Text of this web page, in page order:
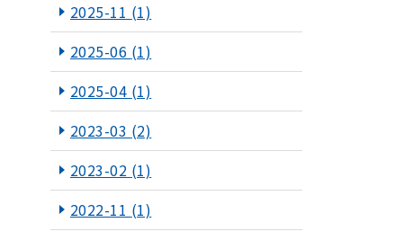
2025-11 (1)
2025-06 (1)
2025-04 (1)
2023-03 (2)
2023-02 (1)
2022-11 (1)